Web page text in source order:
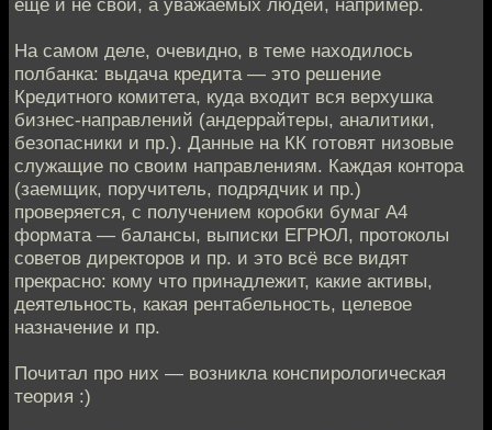
еще и не свои, а уважаемых людей, например.
На самом деле, очевидно, в теме находилось
полбанка: выдача кредита — это решение
Кредитного комитета, куда входит вся верхушка
бизнес-направлений (андеррайтеры, аналитики,
безопасники и пр.). Данные на КК готовят низовые
служащие по своим направлениям. Каждая контора
(заемщик, поручитель, подрядчик и пр.)
проверяется, с получением коробки бумаг А4
формата — балансы, выписки ЕГРЮЛ, протоколы
советов директоров и пр. и это всё все видят
прекрасно: кому что принадлежит, какие активы,
деятельность, какая рентабельность, целевое
назначение и пр.
Почитал про них — возникла конспирологическая
теория :)